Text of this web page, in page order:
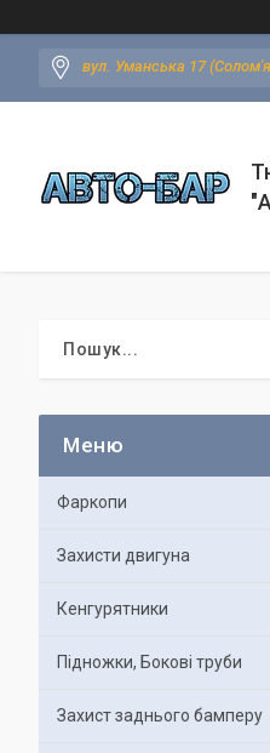
вул. Уманська 17
Фаркопи
Захисти двигуна
Кенгурятники
Підножки, Бокові труби
Захист заднього бамперу